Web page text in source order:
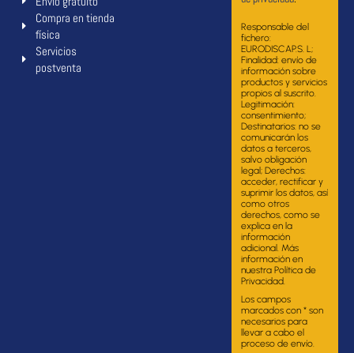
Compra en tienda
física
Servicios
postventa
Responsable del
fichero:
EURODISCAP.S. L;
Finalidad: envío de
información sobre
productos y servicios
propios al suscrito.
Legitimación:
consentimiento;
Destinatarios: no se
comunicarán los
datos a terceros,
salvo obligación
legal; Derechos:
acceder, rectificar y
suprimir los datos, así
como otros
derechos, como se
explica en la
información
adicional. Más
información en
nuestra Política de
Privacidad.
Los campos
marcados con * son
necesarios para
llevar a cabo el
proceso de envío.